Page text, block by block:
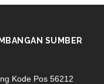
SUMBER
Kode Pos 56212